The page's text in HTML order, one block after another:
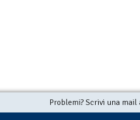
Problemi? Scrivi una